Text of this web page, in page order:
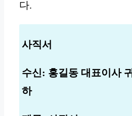
다.
사직서
수신: 홍길동 대표이사 귀
하